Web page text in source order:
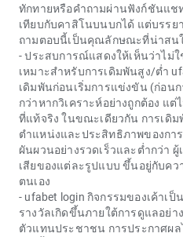
ทักทายหรือคำถามผ่านฟังก์ชันแช
เทียบกับคาสิโนบนบกได้ แต่บรรย
ถามตอบนี้เป็นคุณลักษณะที่น่าสน
- ประสบการณ์แสดงให้เห็นว่าไม่
เหมาะสำหรับการเดิมพันสูง/ต่ำ
เดิมพันก่อนเริ่มการแข่งขัน (ก่อน
กว่าหากวิเคราะห์อย่างถูกต้อง แ
ที่แท้จริง ในขณะเดียวกัน การเดิ
ตำแหน่งและประสิทธิภาพของกา
ผันผวนอย่างรวดเร็วและต่ำกว่า
เสียของแต่ละรูปแบบ ขึ้นอยู่กับค
ตนเอง
- ufabet login กิจกรรมของเค้าเป็
รางวัลเกิดขึ้นภายใต้การดูแลอย่
ตัวแทนประชาชน การประกาศผ